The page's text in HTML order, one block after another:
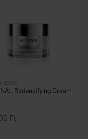
Redensifying Cream
Ft